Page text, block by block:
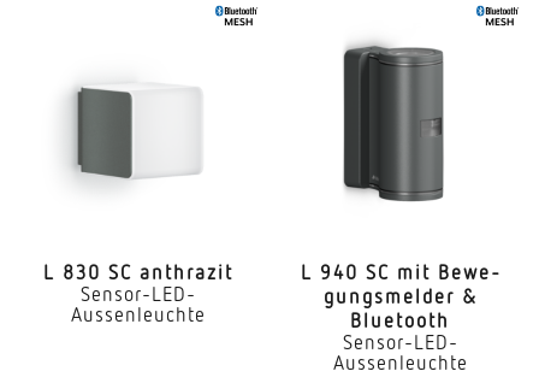
L 830 SC anthrazit
Sensor-LED-
Aussenleuchte
L 940 SC mit Bewe­
gungs­melder &
Bluetooth
Sensor-LED-
Aussenleuchte